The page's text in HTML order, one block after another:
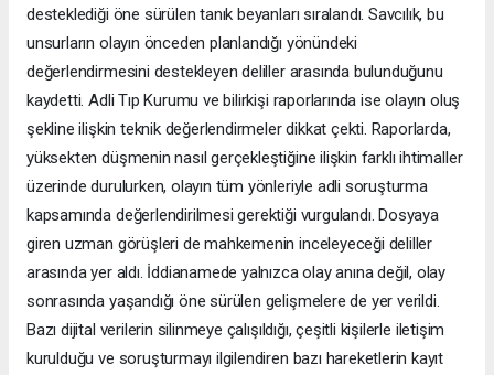
desteklediği öne sürülen tanık beyanları sıralandı. Savcılık, bu
unsurların olayın önceden planlandığı yönündeki
değerlendirmesini destekleyen deliller arasında bulunduğunu
kaydetti. Adli Tıp Kurumu ve bilirkişi raporlarında ise olayın oluş
şekline ilişkin teknik değerlendirmeler dikkat çekti. Raporlarda,
yüksekten düşmenin nasıl gerçekleştiğine ilişkin farklı ihtimaller
üzerinde durulurken, olayın tüm yönleriyle adli soruşturma
kapsamında değerlendirilmesi gerektiği vurgulandı. Dosyaya
giren uzman görüşleri de mahkemenin inceleyeceği deliller
arasında yer aldı. İddianamede yalnızca olay anına değil, olay
sonrasında yaşandığı öne sürülen gelişmelere de yer verildi.
Bazı dijital verilerin silinmeye çalışıldığı, çeşitli kişilerle iletişim
kurulduğu ve soruşturmayı ilgilendiren bazı hareketlerin kayıt